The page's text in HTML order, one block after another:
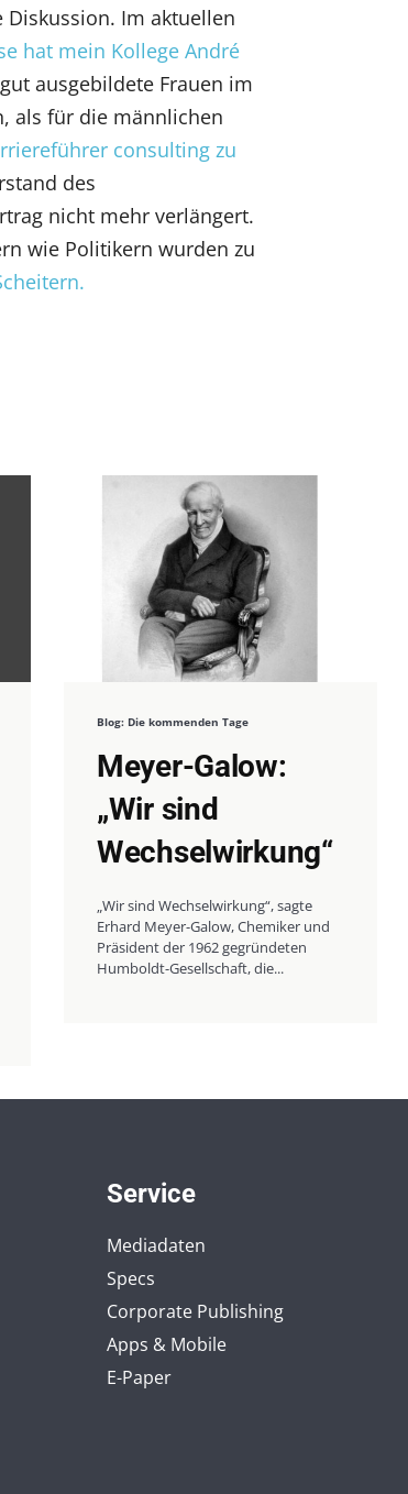
Im aktuellen
hat mein Kollege André
ausgebildete Frauen im
als für die männlichen
consulting zu
des
nicht mehr verlängert.
wie Politikern wurden zu
Blog: Die kommenden Tage
Meyer-Galow:
„Wir sind
Wechselwirkung“
„Wir sind Wechselwirkung“, sagte
Erhard Meyer-Galow, Chemiker und
Präsident der 1962 gegründeten
Humboldt-Gesellschaft, die...
Service
Mediadaten
Specs
Corporate Publishing
Apps & Mobile
E-Paper